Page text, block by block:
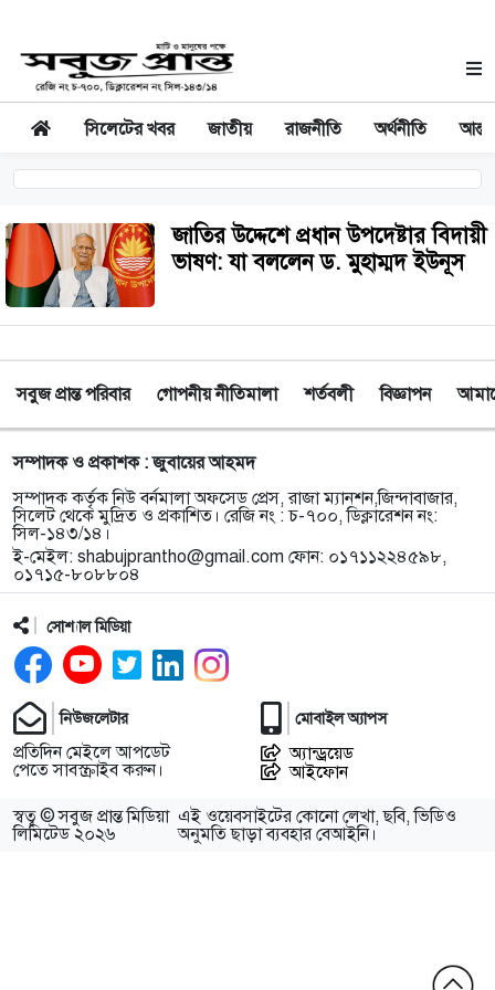
সিলেটের খবর জাতীয় রাজনীতি অর্থনীতি
জাতির উদ্দেশে প্রধান উপদেষ্টার বিদায়ী
ভাষণ: যা বললেন ড. মুহাম্মদ ইউনূস
সবুজ প্রান্ত পরিবার গোপনীয় নীতিমালা শর্তবলী বিজ্ঞাপন
সম্পাদক ও প্রকাশক : জুবায়ের আহমদ
সম্পাদক কর্তৃক নিউ বর্নমালা অফসেড প্রেস, রাজা ম্যানশন,জিন্দাবাজার,
সিলেট থেকে মুদ্রিত ও প্রকাশিত। রেজি নং : চ-৭০০, ডিক্লারেশন নং:
সিল-১৪৩/১৪।
ই-মেইল: shabujprantho@gmail.com ফোন: ০১৭১১২২৪৫৯৮,
০১৭১৫-৮০৮৮০৪
সোশ্যাল মিডিয়া
নিউজলেটার
প্রতিদিন মেইলে আপডেট
পেতে সাবস্ক্রাইব করুন।
মোবাইল অ্যাপস
অ্যান্ড্রয়েড
আইফোন
স্বত্ব © সবুজ প্রান্ত মিডিয়া
লিমিটেড ২০২৬
এই ওয়েবসাইটের কোনো লেখা, ছবি, ভিডিও
অনুমতি ছাড়া ব্যবহার বেআইনি।